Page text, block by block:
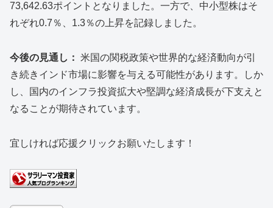
73,642.63ポイントとなりました。​一方で、中小型株はそ
れぞれ0.7％、1.3％の上昇を記録しました。 ​
今後の見通し： 米国の関税政策や世界的な経済動向が引
き続きインド市場に影響を与える可能性があります。​しか
し、国内のインフラ投資拡大や堅調な経済成長が下支えと
なることが期待されています。​
宜しければ応援クリックお願いたします！